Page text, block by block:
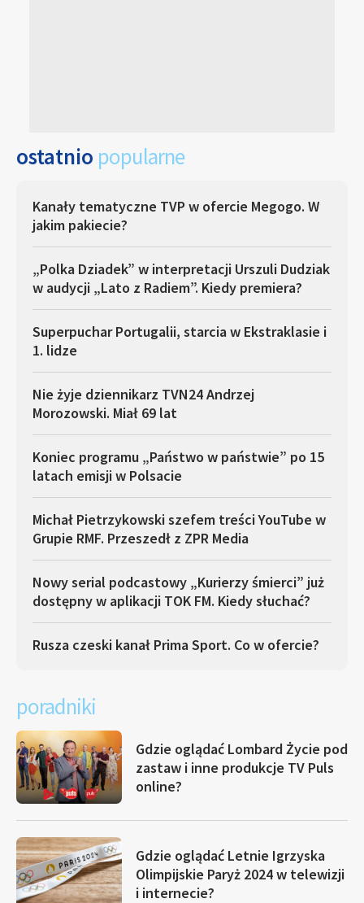
ostatnio popularne
Kanały tematyczne TVP w ofercie Megogo. W
jakim pakiecie?
„Polka Dziadek” w interpretacji Urszuli Dudziak
w audycji „Lato z Radiem”. Kiedy premiera?
Superpuchar Portugalii, starcia w Ekstraklasie i
1. lidze
Nie żyje dziennikarz TVN24 Andrzej
Morozowski. Miał 69 lat
Koniec programu „Państwo w państwie” po 15
latach emisji w Polsacie
Michał Pietrzykowski szefem treści YouTube w
Grupie RMF. Przeszedł z ZPR Media
Nowy serial podcastowy „Kurierzy śmierci” już
dostępny w aplikacji TOK FM. Kiedy słuchać?
Rusza czeski kanał Prima Sport. Co w ofercie?
poradniki
Gdzie oglądać Lombard Życie pod
zastaw i inne produkcje TV Puls
online?
Gdzie oglądać Letnie Igrzyska
Olimpijskie Paryż 2024 w telewizji
i internecie?